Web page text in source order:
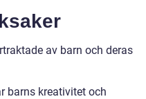
av barn och deras
barns kreativitet och